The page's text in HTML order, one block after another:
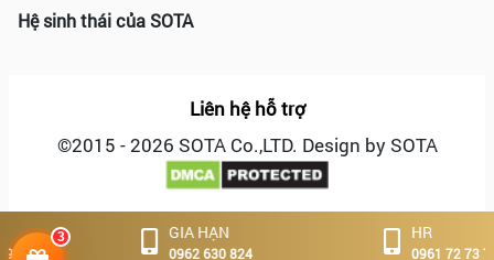
3
Hệ sinh thái của SOTA
Liên hệ hỗ trợ
©2015 - 2026 SOTA Co.,LTD. Design by SOTA
GIA HẠN
0962 630 824 0961 72 73 70